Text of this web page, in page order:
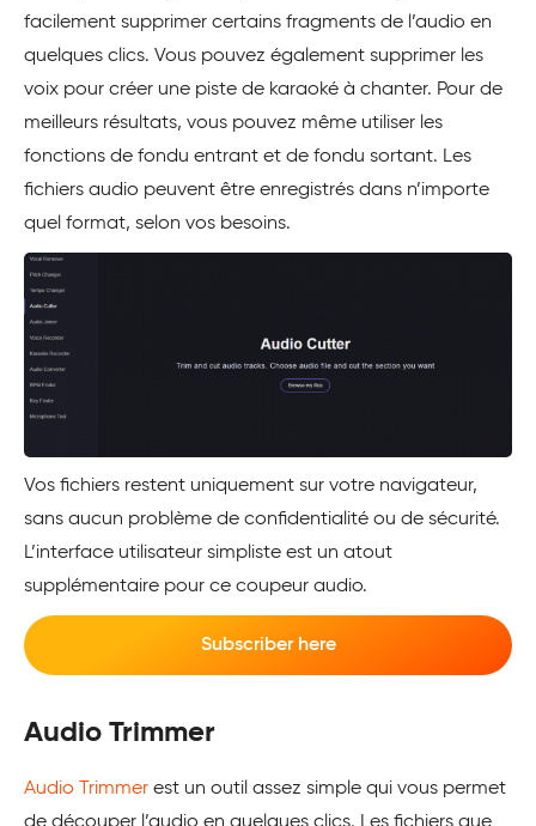
facilement supprimer certains fragments de l’audio en
quelques clics. Vous pouvez également supprimer les
voix pour créer une piste de karaoké à chanter. Pour de
meilleurs résultats, vous pouvez même utiliser les
fonctions de fondu entrant et de fondu sortant. Les
fichiers audio peuvent être enregistrés dans n’importe
quel format, selon vos besoins.
Vos fichiers restent uniquement sur votre navigateur,
sans aucun problème de confidentialité ou de sécurité.
L’interface utilisateur simpliste est un atout
supplémentaire pour ce coupeur audio.
Subscriber here
Audio Trimmer
Audio Trimmer est un outil assez simple qui vous permet